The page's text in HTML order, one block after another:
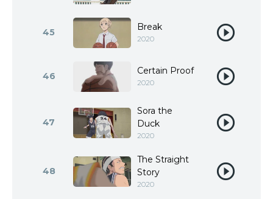
45 Break
2020
46 Certain Proof
2020
47
Sora the
Duck
2020
48
The Straight
Story
2020